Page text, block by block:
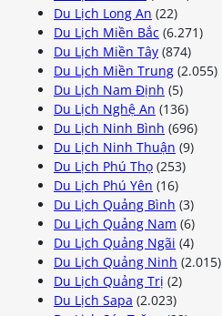
Du Lịch Long An (22)
Du Lịch Miền Bắc (6.271)
Du Lịch Miền Tây (874)
Du Lịch Miền Trung (2.055)
Du Lịch Nam Định (5)
Du Lịch Nghệ An (136)
Du Lịch Ninh Bình (696)
Du Lịch Ninh Thuận (9)
Du Lịch Phú Thọ (253)
Du Lịch Phú Yên (16)
Du Lịch Quảng Bình (3)
Du Lịch Quảng Nam (6)
Du Lịch Quảng Ngãi (4)
Du Lịch Quảng Ninh (2.015)
Du Lịch Quảng Trị (2)
Du Lịch Sapa (2.023)